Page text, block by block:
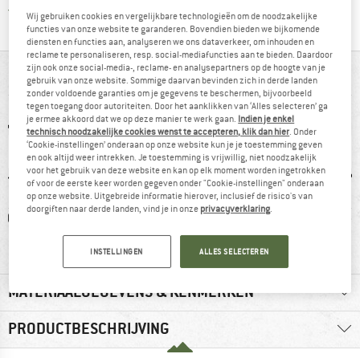
Alle artikelen in voorraad
IN EEN OOGOPSLAG
g GORE-TEX 100% raadt het aan
MATERIAALGEGEVENS & KENMERKEN
PRODUCTBESCHRIJVING
Wij gebruiken cookies en vergelijkbare technologieën om de noodzakelijke
functies van onze website te garanderen. Bovendien bieden we bijkomende
diensten en functies aan, analyseren we ons dataverkeer, om inhouden en
reclame te personaliseren, resp. social-mediafuncties aan te bieden. Daardoor
zijn ook onze social-media-, reclame- en analysepartners op de hoogte van je
gebruik van onze website. Sommige daarvan bevinden zich in derde landen
zonder voldoende garanties om je gegevens te beschermen, bijvoorbeeld
tegen toegang door autoriteiten. Door het aanklikken van ‘Alles selecteren’ ga
je ermee akkoord dat we op deze manier te werk gaan. Indien je enkel
technisch noodzakelijke cookies wenst te accepteren, klik dan hier . Onder
‘Cookie-instellingen’ onderaan op onze website kun je je toestemming geven
en ook altijd weer intrekken. Je toestemming is vrijwillig, niet noodzakelijk
voor het gebruik van deze website en kan op elk moment worden ingetrokken
of voor de eerste keer worden gegeven onder "Cookie-instellingen" onderaan
op onze website. Uitgebreide informatie hierover, inclusief de risico's van
doorgiften naar derde landen, vind je in onze privacyverklaring
INSTELLINGEN ALLES SELECTEREN